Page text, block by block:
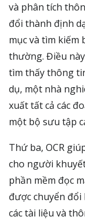
và phân tích
đổi thành định
mục và tìm kiếm
thường. Điều
tìm thấy thông
dụ, một nhà
xuất tất cả các
một bộ sưu tập
Thứ ba, OCR
cho người
phần mềm đọc
được chuyển đổi
các tài liệu và